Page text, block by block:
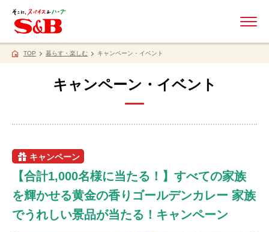
TOP 暮らす・楽しむ キャンペーン・イベント
キャンペーン・イベント
キャンペーン
【合計1,000名様に当たる！】すべての家族
を輝かせる黄金の香りゴールデンカレー 家族
でうれしい景品が当たる！キャンペーン